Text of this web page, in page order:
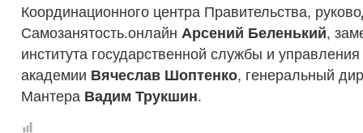
Координационного центра Правительства,
Самозанятость.онлайн Арсений Беленький,
института государственной службы и
академии Вячеслав Шоптенко, генеральный
Мантера Вадим Трукшин.